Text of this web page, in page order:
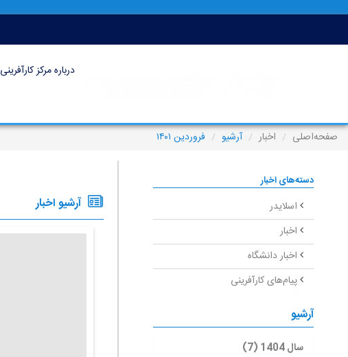
درباره مرکز کارآفرینی
صفحه‌اصلی اخبار آرشیو فروردین ۱۴۰۱
آرشیو اخبار
دسته‌های اخبار
اسلایدر
اخبار
اخبار دانشگاه
پیام‌های کارآفرینی
آرشیو
سال 1404 (7)